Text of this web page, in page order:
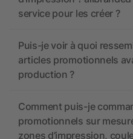
service pour les créer ?
Puis-je voir à quoi
articles promotionnels
production ?
Comment puis-je
promotionnels sur
zones d’impression,